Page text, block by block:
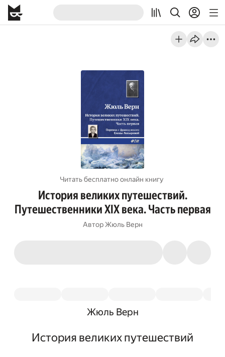
Читать бесплатно онлайн книгу
История великих путешествий.
Путешественники XIX века. Часть первая
Автор Жюль Верн
Жюль Верн
История великих путешествий